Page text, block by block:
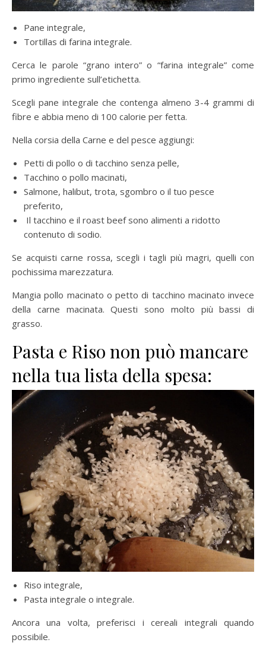
Pane integrale,
Tortillas di farina integrale.
Cerca le parole “grano intero” o “farina integrale” come
primo ingrediente sull’etichetta.
Scegli pane integrale che contenga almeno 3-4 grammi di
fibre e abbia meno di 100 calorie per fetta.
Nella corsia della Carne e del pesce aggiungi:
Petti di pollo o di tacchino senza pelle,
Tacchino o pollo macinati,
Salmone, halibut, trota, sgombro o il tuo pesce
preferito,
Il tacchino e il roast beef sono alimenti a ridotto
contenuto di sodio.
Se acquisti carne rossa, scegli i tagli più magri, quelli con
pochissima marezzatura.
Mangia pollo macinato o petto di tacchino macinato invece
della carne macinata. Questi sono molto più bassi di
grasso.
Pasta e Riso non può mancare
nella tua lista della spesa:
Riso integrale,
Pasta integrale o integrale.
Ancora una volta, preferisci i cereali integrali quando
possibile.